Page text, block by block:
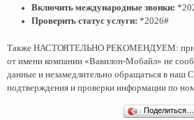
Включить международные звонки:
Проверить статус услуги: *2026#
Также НАСТОЯТЕЛЬНО РЕКОМЕНДУЕМ: при
от имени компании «Вавилон-Мобайл» не
данные и незамедлительно обращаться в наш
подтверждения и проверки информации по
Поделиться…